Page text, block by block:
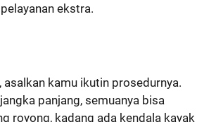
ekstra.
kamu ikutin prosedurnya.
panjang, semuanya bisa
royong, kadang ada kendala kayak